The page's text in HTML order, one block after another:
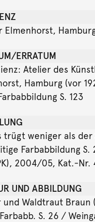
Elmenhorst,
ERRATUM
Atelier des
Hamburg (vor
S. 123
trügt weniger als
Farbabbildung
2004/05, Kat.-Nr.
UND ABBILDUNG
und Waldtraut Braun
S. 26 /